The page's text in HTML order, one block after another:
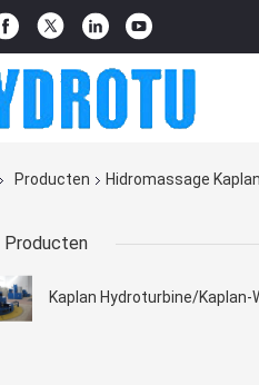
Producten Hidromassage
Producten
Kaplan Hydroturbine/